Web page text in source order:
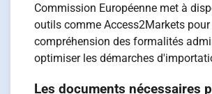
Commission Européenne met à
outils comme Access2Markets
compréhension des formalités
optimiser les démarches
Les documents nécessaires